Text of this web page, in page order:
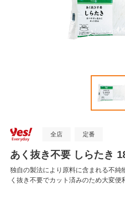
全店 定番
あく抜き不要 しらたき
独自の製法により原料に含まれる不純
く抜き不要でカット済みのため大変便